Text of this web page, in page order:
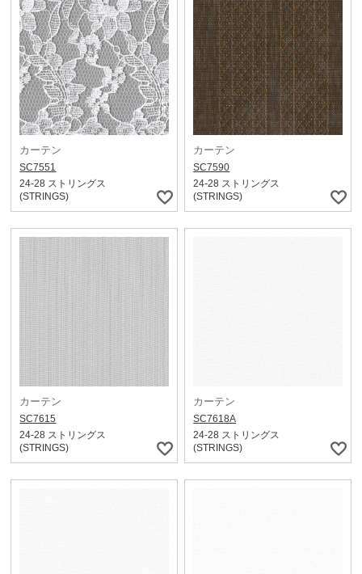
カーテン
SC7551
24-28 ストリングス
(STRINGS)
カーテン
SC7590
24-28 ストリングス
(STRINGS)
カーテン
SC7615
24-28 ストリングス
(STRINGS)
カーテン
SC7618A
24-28 ストリングス
(STRINGS)